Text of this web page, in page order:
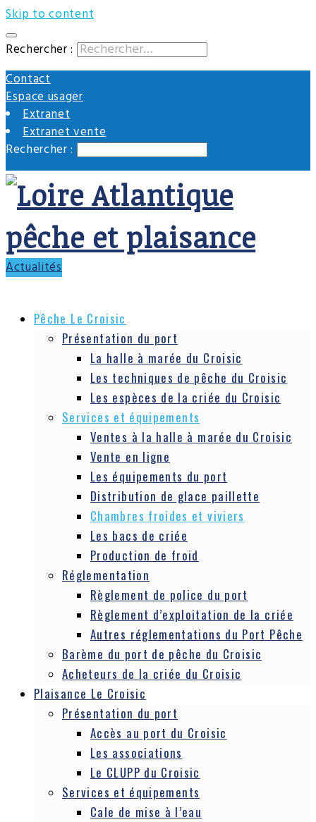
Skip to content
Rechercher :
Contact
Espace usager
Extranet
Extranet vente
Rechercher :
Actualités
Pêche Le Croisic
Présentation du port
La halle à marée du Croisic
Les techniques de pêche du Croisic
Les espèces de la criée du Croisic
Services et équipements
Ventes à la halle à marée du Croisic
Vente en ligne
Les équipements du port
Distribution de glace paillette
Chambres froides et viviers
Les bacs de criée
Production de froid
Réglementation
Règlement de police du port
Règlement d’exploitation de la criée
Autres réglementations du Port Pêche
Barème du port de pêche du Croisic
Acheteurs de la criée du Croisic
Plaisance Le Croisic
Présentation du port
Accès au port du Croisic
Les associations
Le CLUPP du Croisic
Services et équipements
Cale de mise à l’eau